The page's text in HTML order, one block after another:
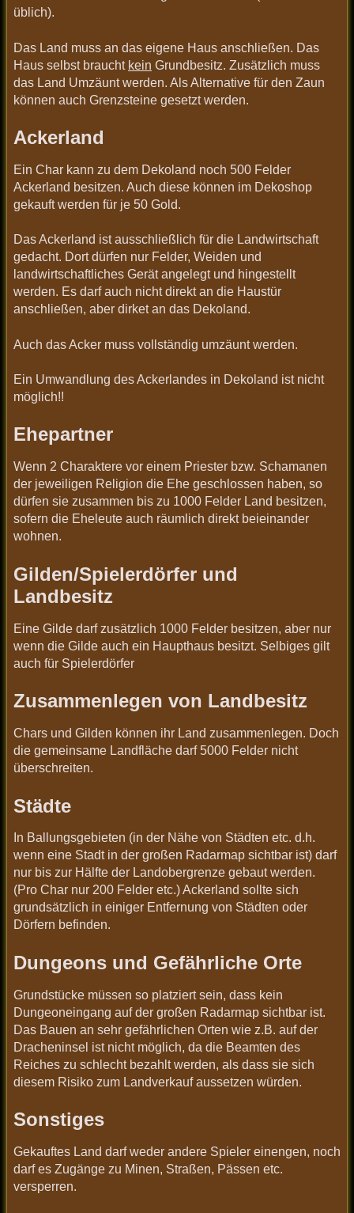
üblich).
Das Land muss an das eigene Haus anschließen. Das
Haus selbst braucht kein Grundbesitz. Zusätzlich muss
das Land Umzäunt werden. Als Alternative für den Zaun
können auch Grenzsteine gesetzt werden.
Ackerland
Ein Char kann zu dem Dekoland noch 500 Felder
Ackerland besitzen. Auch diese können im Dekoshop
gekauft werden für je 50 Gold.
Das Ackerland ist ausschließlich für die Landwirtschaft
gedacht. Dort dürfen nur Felder, Weiden und
landwirtschaftliches Gerät angelegt und hingestellt
werden. Es darf auch nicht direkt an die Haustür
anschließen, aber dirket an das Dekoland.
Auch das Acker muss vollständig umzäunt werden.
Ein Umwandlung des Ackerlandes in Dekoland ist nicht
möglich!!
Ehepartner
Wenn 2 Charaktere vor einem Priester bzw. Schamanen
der jeweiligen Religion die Ehe geschlossen haben, so
dürfen sie zusammen bis zu 1000 Felder Land besitzen,
sofern die Eheleute auch räumlich direkt beieinander
wohnen.
Gilden/Spielerdörfer und
Landbesitz
Eine Gilde darf zusätzlich 1000 Felder besitzen, aber nur
wenn die Gilde auch ein Haupthaus besitzt. Selbiges gilt
auch für Spielerdörfer
Zusammenlegen von Landbesitz
Chars und Gilden können ihr Land zusammenlegen. Doch
die gemeinsame Landfläche darf 5000 Felder nicht
überschreiten.
Städte
In Ballungsgebieten (in der Nähe von Städten etc. d.h.
wenn eine Stadt in der großen Radarmap sichtbar ist) darf
nur bis zur Hälfte der Landobergrenze gebaut werden.
(Pro Char nur 200 Felder etc.) Ackerland sollte sich
grundsätzlich in einiger Entfernung von Städten oder
Dörfern befinden.
Dungeons und Gefährliche Orte
Grundstücke müssen so platziert sein, dass kein
Dungeoneingang auf der großen Radarmap sichtbar ist.
Das Bauen an sehr gefährlichen Orten wie z.B. auf der
Dracheninsel ist nicht möglich, da die Beamten des
Reiches zu schlecht bezahlt werden, als dass sie sich
diesem Risiko zum Landverkauf aussetzen würden.
Sonstiges
Gekauftes Land darf weder andere Spieler einengen, noch
darf es Zugänge zu Minen, Straßen, Pässen etc.
versperren.